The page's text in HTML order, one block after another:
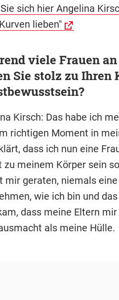
sich hier Angelina
lieben"
viele Frauen
Sie stolz zu Ihren
Kirsch: Das habe ich
richtigen Moment in
dass ich nun eine
zu meinem Körper sein
mir geraten, niemals
wie ich bin und
dass meine Eltern
als meine Hülle.